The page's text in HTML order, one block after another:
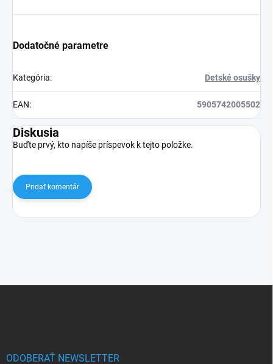
Dodatočné parametre
Kategória: Detské osušky
EAN: 5905742005502
Diskusia
Buďte prvý, kto napíše príspevok k tejto položke.
Pridať komentár
ODOBERAŤ NEWSLETTER